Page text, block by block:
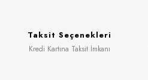
Taksit Seçenekleri
Kredi Kartına Taksit İmkanı